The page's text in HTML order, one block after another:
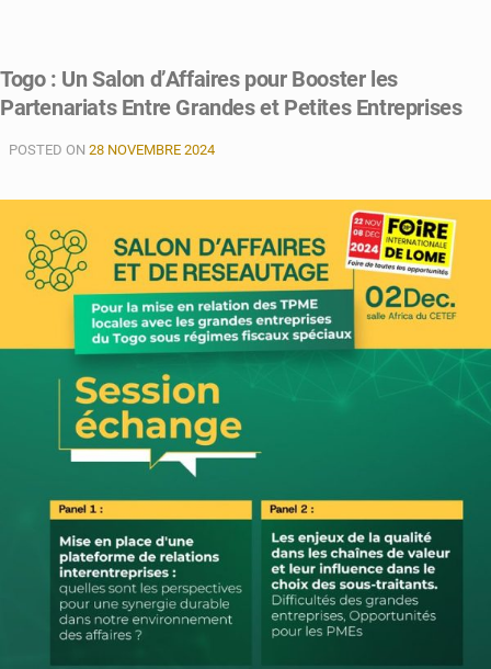
femmes
:
Togo
l’Allemagne
leurs
forces
Togo : Un Salon d’Affaires pour Booster les
Partenariats Entre Grandes et Petites Entreprises
POSTED ON 28 NOVEMBRE 2024